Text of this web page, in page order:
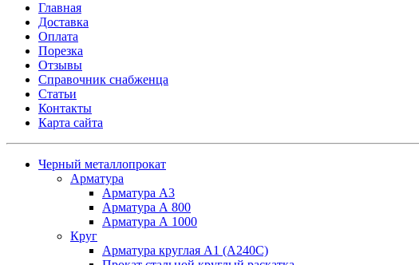
Главная
Доставка
Оплата
Порезка
Отзывы
Справочник снабженца
Статьи
Контакты
Карта сайта
Черный металлопрокат
Арматура
Арматура А3
Арматура А 800
Арматура А 1000
Круг
Арматура круглая А1 (А240C)